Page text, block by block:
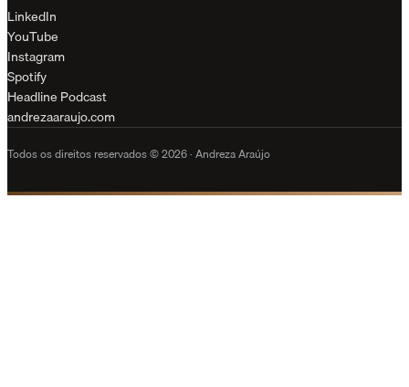
LinkedIn
YouTube
Instagram
Spotify
Headline Podcast
andrezaaraujo.com
Todos os direitos reservados © 2026 · Andreza Araújo